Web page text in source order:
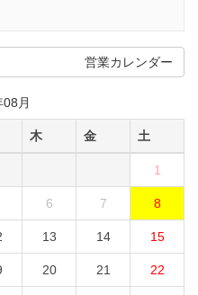
営業カレンダー
月
木 金 土
1
6 7 8
13 14 15
20 21 22